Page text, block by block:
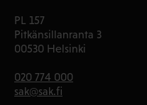
PL 157
Pitkänsillanranta 3
00530 Helsinki
020 774 000
sak@sak.fi